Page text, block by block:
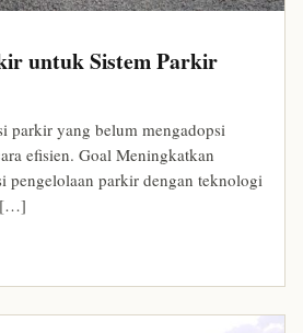
untuk Sistem Parkir
parkir yang belum mengadopsi
efisien. Goal Meningkatkan
pengelolaan parkir dengan teknologi
[…]